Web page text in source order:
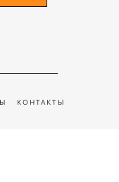
КОНТАКТЫ